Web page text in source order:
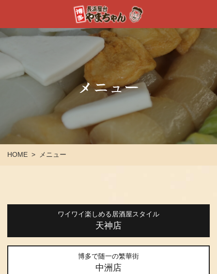
メニュー
HOME > メニュー
ワイワイ楽しめる居酒屋スタイル
天神店
博多で随一の繁華街
中洲店